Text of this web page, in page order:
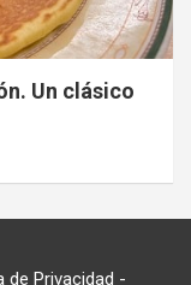
Un clásico
de Privacidad -